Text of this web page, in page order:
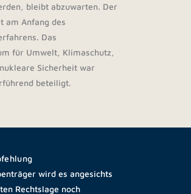
bleibt abzuwarten. Der
am Anfang des
Das
für Umwelt, Klimaschutz,
Sicherheit war
beteiligt.
wird es angesichts
Rechtslage noch